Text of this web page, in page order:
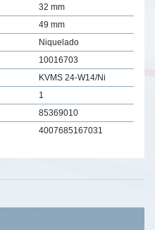
32 mm
49 mm
Niquelado
10016703
KVMS 24-W14/Ni
1
85369010
4007685167031